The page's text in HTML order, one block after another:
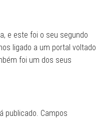
e este foi o seu segundo
ligado a um portal voltado
foi um dos seus
publicado. Campos